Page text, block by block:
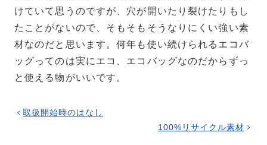
けていて思うのですが、穴が開いたり裂けたりもし
たことがないので、そもそもそうなりにくい強い素
材なのだと思います。何年も使い続けられるエコバ
ッグってのは実にエコ、エコバッグなのだからずっ
と使える物がいいです。
取扱開始時のはなし
100%リサイクル素材